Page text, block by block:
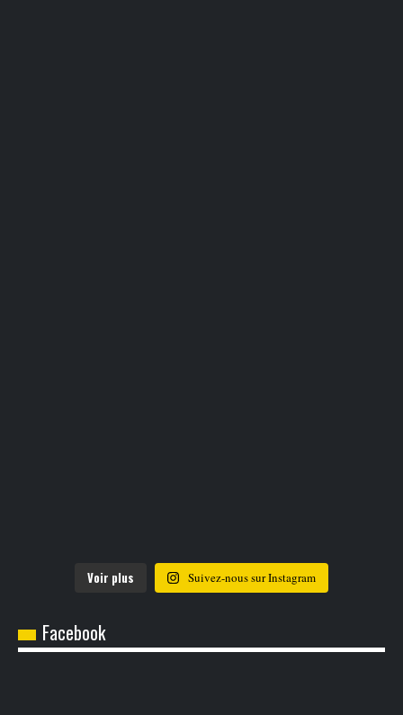
Voir plus Suivez-nous sur Instagram
Facebook